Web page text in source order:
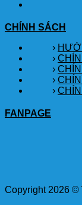
CHÍNH SÁCH
›
›
›
›
›
FANPAGE
Copyright 2026 ©